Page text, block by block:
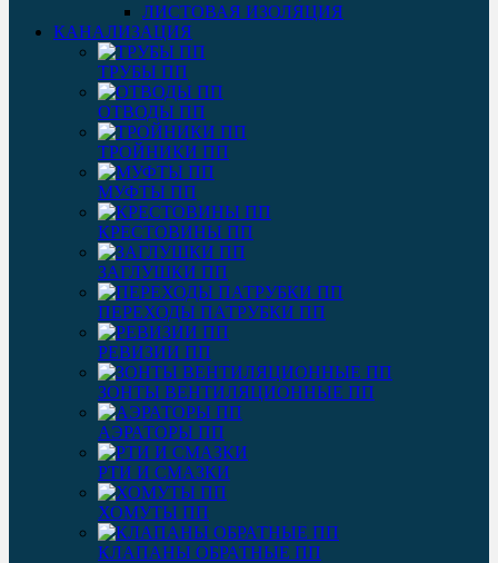
ЛИСТОВАЯ ИЗОЛЯЦИЯ
КАНАЛИЗАЦИЯ
ТРУБЫ ПП
ОТВОДЫ ПП
ТРОЙНИКИ ПП
МУФТЫ ПП
КРЕСТОВИНЫ ПП
ЗАГЛУШКИ ПП
ПЕРЕХОДЫ ПАТРУБКИ ПП
РЕВИЗИИ ПП
ЗОНТЫ ВЕНТИЛЯЦИОННЫЕ ПП
АЭРАТОРЫ ПП
РТИ И СМАЗКИ
ХОМУТЫ ПП
КЛАПАНЫ ОБРАТНЫЕ ПП